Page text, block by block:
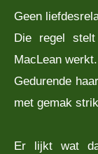
Geen
Die regel stelt
MacLean werkt.
Gedurende
met gemak
Er lijkt wat